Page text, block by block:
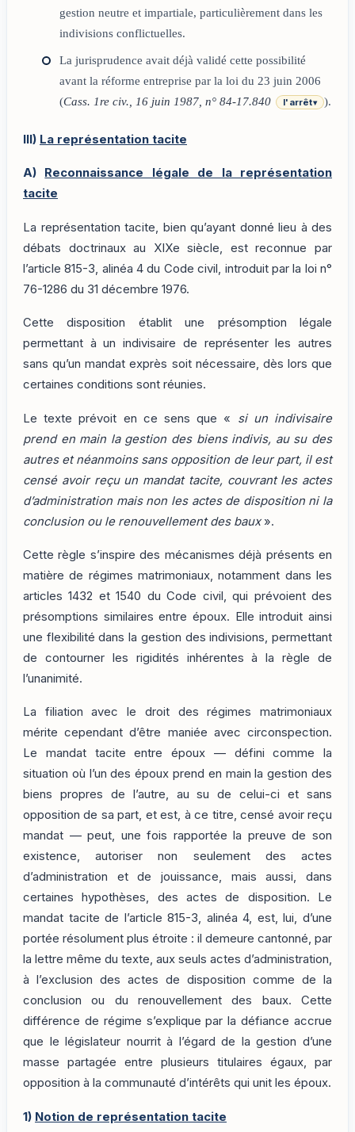
gestion neutre et impartiale, particulièrement dans les
indivisions conflictuelles.
La jurisprudence avait déjà validé cette possibilité
avant la réforme entreprise par la loi du 23 juin 2006
(Cass. 1re civ., 16 juin 1987, n° 84-17.840 l'arrêt▾ ).
III) La représentation tacite
A)
Reconnaissance légale de la représentation
tacite
La représentation tacite, bien qu’ayant donné lieu à des
débats doctrinaux au XIXe siècle, est reconnue par
l’article 815-3, alinéa 4 du Code civil, introduit par la loi n°
76-1286 du 31 décembre 1976.
Cette disposition établit une présomption légale
permettant à un indivisaire de représenter les autres
sans qu’un mandat exprès soit nécessaire, dès lors que
certaines conditions sont réunies.
Le texte prévoit en ce sens que « si un indivisaire
prend en main la gestion des biens indivis, au su des
autres et néanmoins sans opposition de leur part, il est
censé avoir reçu un mandat tacite, couvrant les actes
d’administration mais non les actes de disposition ni la
conclusion ou le renouvellement des baux».
Cette règle s’inspire des mécanismes déjà présents en
matière de régimes matrimoniaux, notamment dans les
articles 1432 et 1540 du Code civil, qui prévoient des
présomptions similaires entre époux. Elle introduit ainsi
une flexibilité dans la gestion des indivisions, permettant
de contourner les rigidités inhérentes à la règle de
l’unanimité.
La filiation avec le droit des régimes matrimoniaux
mérite cependant d’être maniée avec circonspection.
Le mandat tacite entre époux — défini comme la
situation où l’un des époux prend en main la gestion des
biens propres de l’autre, au su de celui-ci et sans
opposition de sa part, et est, à ce titre, censé avoir reçu
mandat — peut, une fois rapportée la preuve de son
existence, autoriser non seulement des actes
d’administration et de jouissance, mais aussi, dans
certaines hypothèses, des actes de disposition. Le
mandat tacite de l’article 815-3, alinéa 4, est, lui, d’une
portée résolument plus étroite : il demeure cantonné, par
la lettre même du texte, aux seuls actes d’administration,
à l’exclusion des actes de disposition comme de la
conclusion ou du renouvellement des baux. Cette
différence de régime s’explique par la défiance accrue
que le législateur nourrit à l’égard de la gestion d’une
masse partagée entre plusieurs titulaires égaux, par
opposition à la communauté d’intérêts qui unit les époux.
1) Notion de représentation tacite